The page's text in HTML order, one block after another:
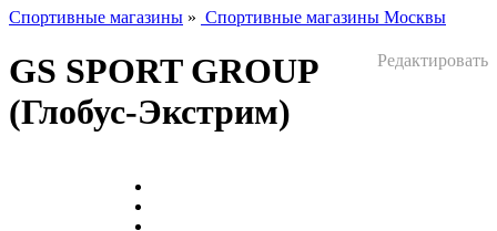
Спортивные магазины » Спортивные магазины Москвы
Редактировать
GS SPORT GROUP
(Глобус-Экстрим)